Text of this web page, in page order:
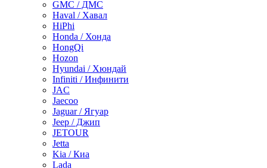
GMC / ДМС
Haval / Хавал
HiPhi
Honda / Хонда
HongQi
Hozon
Hyundai / Хюндай
Infiniti / Инфинити
JAC
Jaecoo
Jaguar / Ягуар
Jeep / Джип
JETOUR
Jetta
Kia / Киа
Lada